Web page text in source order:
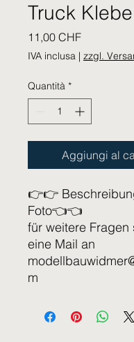
Truck
11,00 CHFPrezzo
IVA inclusa | zzgl.
Quantità *
Aggiungi al
👉👉
Foto👈👈
für weitere Fragen
eine Mail an
m